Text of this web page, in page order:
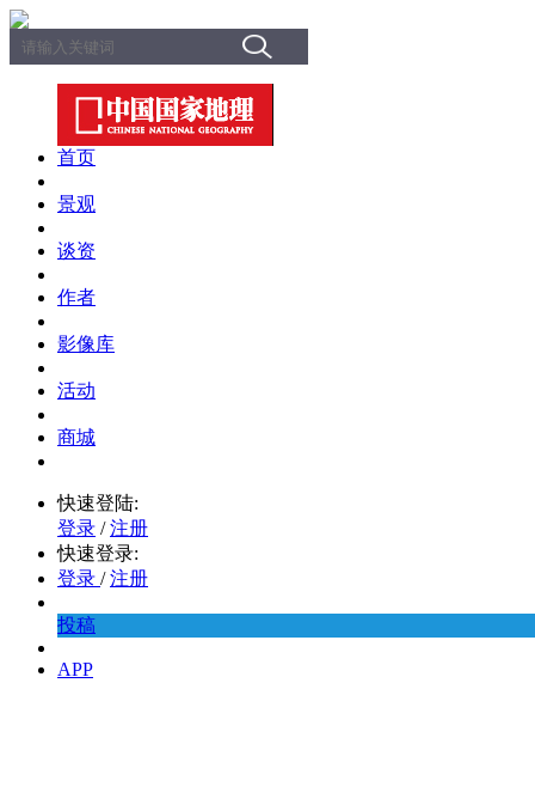
首页
景观
谈资
作者
影像库
活动
商城
快速登陆:
登录 / 注册
快速登录:
登录 / 注册
投稿
APP